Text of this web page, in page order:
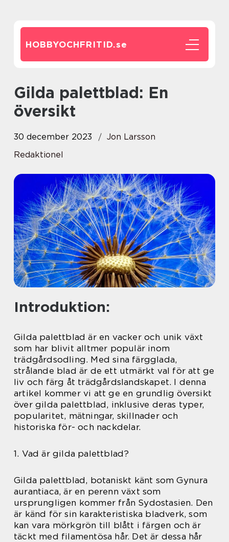
HOBBYOCHFRITID.se
Gilda palettblad: En
översikt
30 december 2023
Jon Larsson
Redaktionel
Introduktion:
Gilda palettblad är en vacker och unik växt
som har blivit alltmer populär inom
trädgårdsodling. Med sina färgglada,
strålande blad är de ett utmärkt val för att ge
liv och färg åt trädgårdslandskapet. I denna
artikel kommer vi att ge en grundlig översikt
över gilda palettblad, inklusive deras typer,
popularitet, mätningar, skillnader och
historiska för- och nackdelar.
1. Vad är gilda palettblad?
Gilda palettblad, botaniskt känt som Gynura
aurantiaca, är en perenn växt som
ursprungligen kommer från Sydostasien. Den
är känd för sin karakteristiska bladverk, som
kan vara mörkgrön till blått i färgen och är
täckt med filamentösa hår. Det är dessa hår